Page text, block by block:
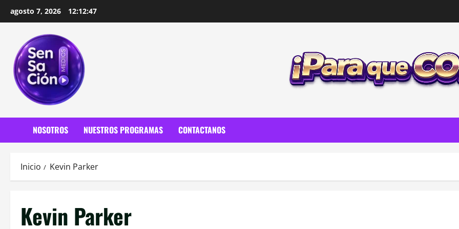
agosto 7, 2026 12:12:48
NOSOTROS NUESTROS PROGRAMAS CONTACTANOS
Inicio Kevin Parker
Kevin Parker